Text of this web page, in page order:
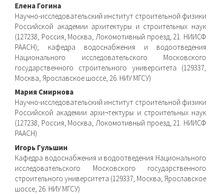
Елена Гогина
Научно-исследовательский институт строительной физики
Российской академии архитектуры и строительных наук
(127238, Россия, Москва, Локомотивный проезд, 21. НИИСФ
РААСН); кафедра водоснабжения и водоотведения
Национального исследовательского Московского
государственного строительного университета (129337,
Москва, Ярославское шоссе, 26. НИУ МГСУ)
Мария Смирнова
Научно-исследовательский институт строительной физики
Российской академии архи¬тектуры и строительных наук
(127238, Россия, Москва, Локомотивный проезд, 21. НИИСФ
РААСН)
Игорь Гульшин
Кафедра водоснабжения и водоотведения Национального
исследовательского Московского государственного
строительного университета (129337, Москва, Ярославское
шоссе, 26. НИУ МГСУ)